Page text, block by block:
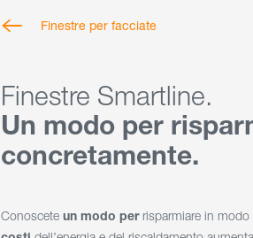
Finestre per facciate
Finestre Smartline.
Un modo per
concretamente.
Conoscete un modo perrisparmiare in modo